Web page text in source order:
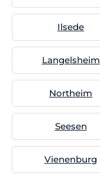
Ilsede
Langelsheim
Northeim
Seesen
Vienenburg